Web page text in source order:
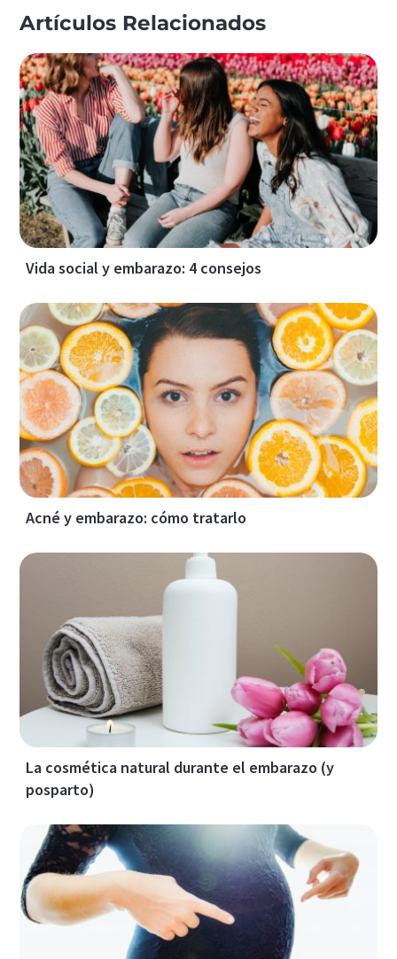
Artículos Relacionados
Vida social y embarazo: 4 consejos
Acné y embarazo: cómo tratarlo
La cosmética natural durante el embarazo (y
posparto)